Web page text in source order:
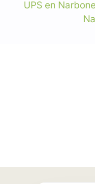
UPS en